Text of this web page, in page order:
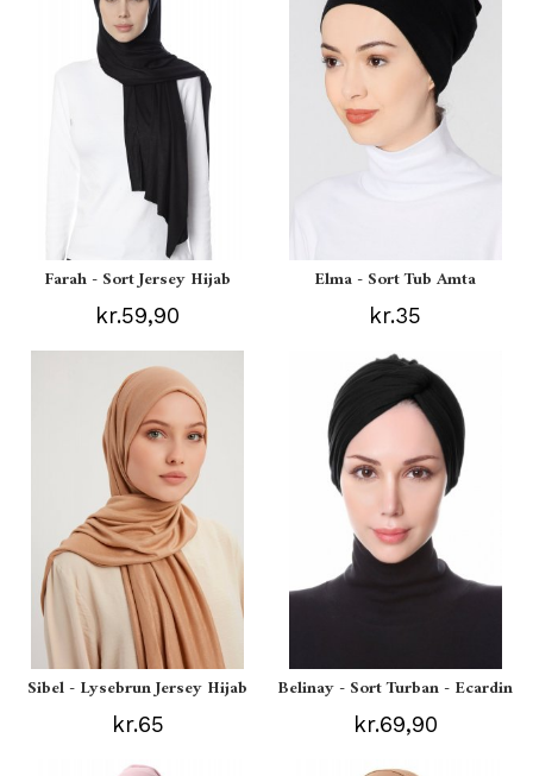
Farah - Sort Jersey Hijab
kr.59,90
Elma - Sort Tub Amta
kr.35
Sibel - Lysebrun Jersey Hijab
kr.65
Belinay - Sort Turban - Ecardin
kr.69,90